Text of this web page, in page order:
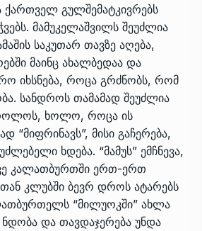
ქართველ გულშემატკივრებს
მამუკელაშვილს შეუძლია
საკუთარ თავზე აღება,
მაინც ახალბედაა და
იხსნება, როცა გრძნობს, რომ
სანდროს თამამად შეუძლია
ხოლო, როცა ის
“მიფრინავს”, მისი გაჩერება,
ხდება. “მამუს” ემჩნევა,
კალათბურთში ერთ-ერთ
კლუბში ბევრ დროს ატარებს
“მილუოკში” ახლა
და თავდაჯერება უნდა